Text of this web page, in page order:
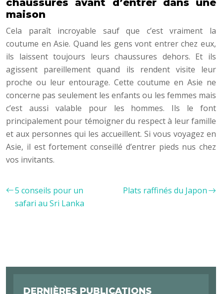
chaussures avant d’entrer dans une
maison
Cela paraît incroyable sauf que c’est vraiment la
coutume en Asie. Quand les gens vont entrer chez eux,
ils laissent toujours leurs chaussures dehors. Et ils
agissent pareillement quand ils rendent visite leur
proche ou leur entourage. Cette coutume en Asie ne
concerne pas seulement les enfants ou les femmes mais
c’est aussi valable pour les hommes. Ils le font
principalement pour témoigner du respect à leur famille
et aux personnes qui les accueillent. Si vous voyagez en
Asie, il est fortement conseillé d’entrer pieds nus chez
vos invitants.
5 conseils pour un
safari au Sri Lanka
Plats raffinés du Japon
DERNIÈRES PUBLICATIONS